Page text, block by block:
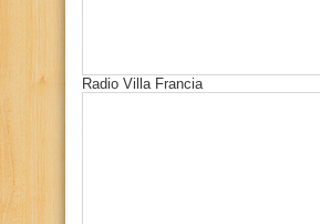
Radio Villa Francia